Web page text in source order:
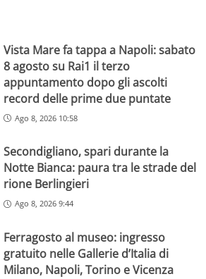
Vista Mare fa tappa a Napoli: sabato
8 agosto su Rai1 il terzo
appuntamento dopo gli ascolti
record delle prime due puntate
Ago 8, 2026 10:58
Secondigliano, spari durante la
Notte Bianca: paura tra le strade del
rione Berlingieri
Ago 8, 2026 9:44
Ferragosto al museo: ingresso
gratuito nelle Gallerie d’Italia di
Milano, Napoli, Torino e Vicenza